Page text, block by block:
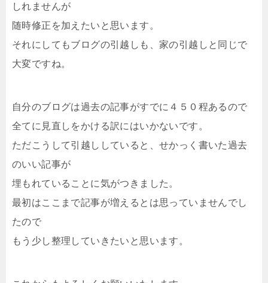
しれませんが
随時修正を加えたいと思います。
それにしてもブログの引越しも、家の引越しと同じで
大変ですね。
自分のブログは過去の記事がすでに４５０程あるので
全てに見直しをかける訳にはいかないです。
ただこうして引越ししていると、せかっく書いた過去
のいい記事が
埋もれていることに気がつきました。
最初はここまで記事が増えるとは思っていませんでし
たので
もう少し整理していきたいと思います。